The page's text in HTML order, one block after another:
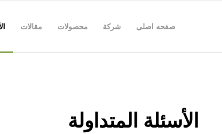
صفحه اصلی شركة محصولات مقالات
الأسئلة المتداولة